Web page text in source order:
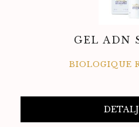
GEL ADN
BIOLOGIQUE